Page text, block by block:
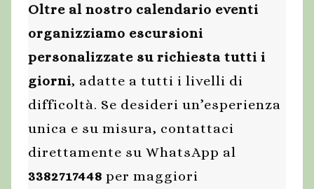
Oltre al nostro calendario eventi
organizziamo escursioni
personalizzate su richiesta tutti i
giorni, adatte a tutti i livelli di
difficoltà. Se desideri un’esperienza
unica e su misura, contattaci
direttamente su WhatsApp al
3382717448 per maggiori